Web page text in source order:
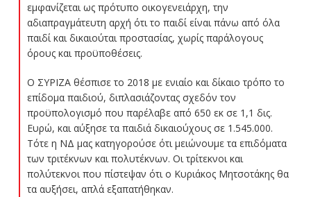
εμφανίζεται ως πρότυπο οικογενειάρχη, την
αδιαπραγμάτευτη αρχή ότι το παιδί είναι πάνω από όλα
παιδί και δικαιούται προστασίας, χωρίς παράλογους
όρους και προϋποθέσεις.
Ο ΣΥΡΙΖΑ θέσπισε το 2018 με ενιαίο και δίκαιο τρόπο το
επίδομα παιδιού, διπλασιάζοντας σχεδόν τον
προϋπολογισμό που παρέλαβε από 650 εκ σε 1,1 δις.
Ευρώ, και αύξησε τα παιδιά δικαιούχους σε 1.545.000.
Τότε η ΝΔ μας κατηγορούσε ότι μειώνουμε τα επιδόματα
των τριτέκνων και πολυτέκνων. Οι τρίτεκνοι και
πολύτεκνοι που πίστεψαν ότι ο Κυριάκος Μητσοτάκης θα
τα αυξήσει, απλά εξαπατήθηκαν.